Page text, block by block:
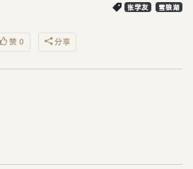
张学友 雪狼湖
赞 0 分享